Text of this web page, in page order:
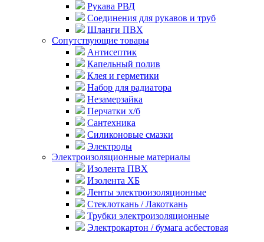
Рукава РВД
Соединения для рукавов и труб
Шланги ПВХ
Сопутствующие товары
Антисептик
Капельный полив
Клея и герметики
Набор для радиатора
Незамерзайка
Перчатки х/б
Сантехника
Силиконовые смазки
Электроды
Электроизоляционные материалы
Изолента ПВХ
Изолента ХБ
Ленты электроизоляционные
Стеклоткань / Лакоткань
Трубки электроизоляционные
Электрокартон / бумага асбестовая